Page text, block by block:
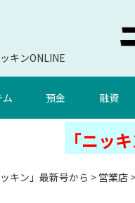
キンONLINE
預金 融資
「ニッ
ッキン」最新号から > 営業店